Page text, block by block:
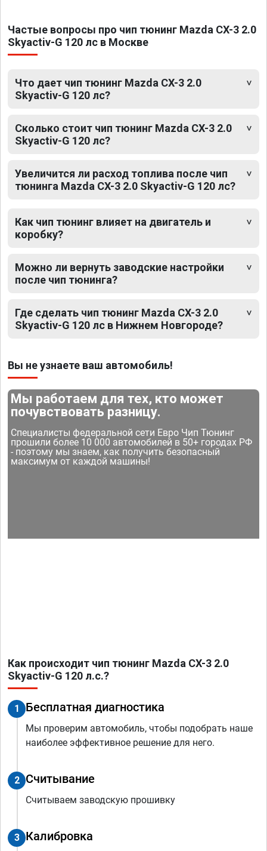
Частые вопросы про чип тюнинг Mazda CX-3 2.0
Skyactiv-G 120 лс в Москве
Что дает чип тюнинг Mazda CX-3 2.0
Skyactiv-G 120 лс?
Сколько стоит чип тюнинг Mazda CX-3 2.0
Skyactiv-G 120 лс?
Увеличится ли расход топлива после чип
тюнинга Mazda CX-3 2.0 Skyactiv-G 120 лс?
Как чип тюнинг влияет на двигатель и
коробку?
Можно ли вернуть заводские настройки
после чип тюнинга?
Где сделать чип тюнинг Mazda CX-3 2.0
Skyactiv-G 120 лс в Нижнем Новгороде?
Вы не узнаете ваш автомобиль!
Мы работаем для тех, кто может
почувствовать разницу.
Специалисты федеральной сети Евро Чип Тюнинг
прошили более 10 000 автомобилей в 50+ городах РФ
- поэтому мы знаем, как получить безопасный
максимум от каждой машины!
Как происходит чип тюнинг Mazda CX-3 2.0
Skyactiv-G 120 л.с.?
1 Бесплатная диагностика
Мы проверим автомобиль, чтобы подобрать наше
наиболее эффективное решение для него.
2 Считывание
Считываем заводскую прошивку
3 Калибровка